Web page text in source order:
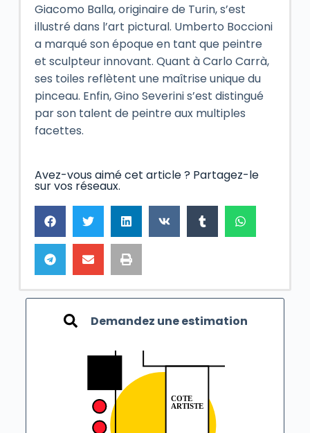
Giacomo Balla, originaire de Turin, s’est
illustré dans l’art pictural. Umberto Boccioni
a marqué son époque en tant que peintre
et sculpteur innovant. Quant à Carlo Carrà,
ses toiles reflètent une maîtrise unique du
pinceau. Enfin, Gino Severini s’est distingué
par son talent de peintre aux multiples
facettes.
Avez-vous aimé cet article ? Partagez-le
sur vos réseaux.
Demandez une estimation